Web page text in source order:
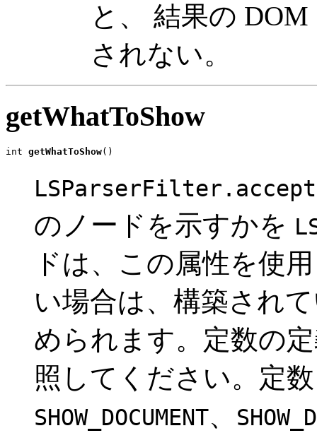
と、 結果の
されない。
getWhatToShow
int getWhatToShow()
のノードを示すかを
ドは、この属性を使
い場合は、構築され
められます。定数の
照してください。定
SHOW_DOCUMENT、